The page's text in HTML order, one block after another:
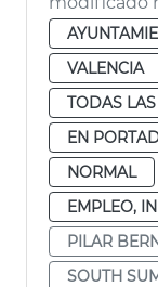
VALENCIA
TODAS
EN
NORMAL
EMPLEO,
PILAR
SOUTH